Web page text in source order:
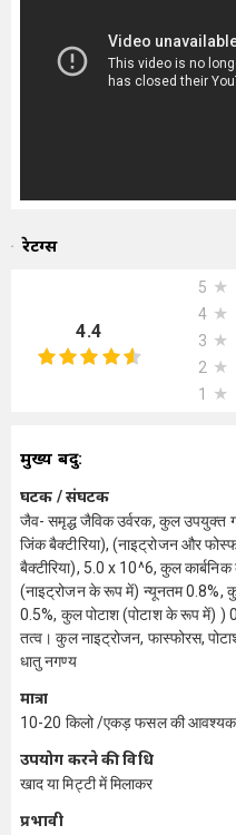
रेटिंग्स
4.4
5 ★
4 ★
3 ★
2 ★
1
★
मुख्य बिंदु:
घटक / संघटक
जैव- समृद्ध जैविक उर्वरक, कुल उपयुक्त
जिंक बैक्टीरिया), (नाइट्रोजन और
बैक्टीरिया), 5.0 x 10^6, कुल
(नाइट्रोजन के रूप में) न्यूनतम 0.8%,
0.5%, कुल पोटाश (पोटाश के रूप में) )
तत्व। कुल नाइट्रोजन, फास्फोरस,
धातु नगण्य
मात्रा
10-20 किलो /एकड़ फसल की आवश्यकता
उपयोग करने की विधि
खाद या मिट्टी में मिलाकर
प्रभावी